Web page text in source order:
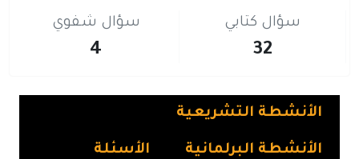
سؤال كتابي
32
سؤال شفوي
4
الأنشطة التشريعية
الأنشطة البرلمانية الأسئلة